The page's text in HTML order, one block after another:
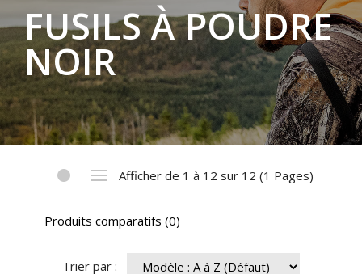
FUSILS À POUDRE
NOIR
Afficher de 1 à 12 sur 12 (1 Pages)
Produits comparatifs (0)
Trier par :